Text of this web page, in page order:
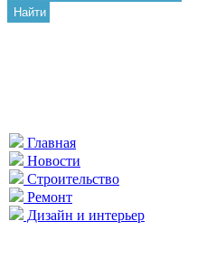
Найти
Главная
Новости
Строительство
Ремонт
Дизайн и интерьер